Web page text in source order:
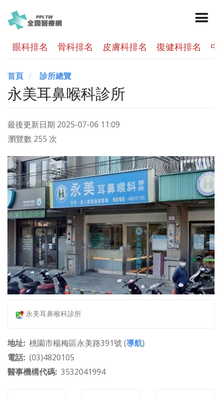
眼科排名 骨科排名 皮膚科排名 復健科排名
首頁 診所總覽
永美耳鼻喉科診所
最後更新日期 2025-07-06 11:09
瀏覽數 255 次
永美耳鼻喉科診所
地址 桃園市楊梅區永美路391號 (導航)
電話 (03)4820105
醫事機構代碼 3532041994